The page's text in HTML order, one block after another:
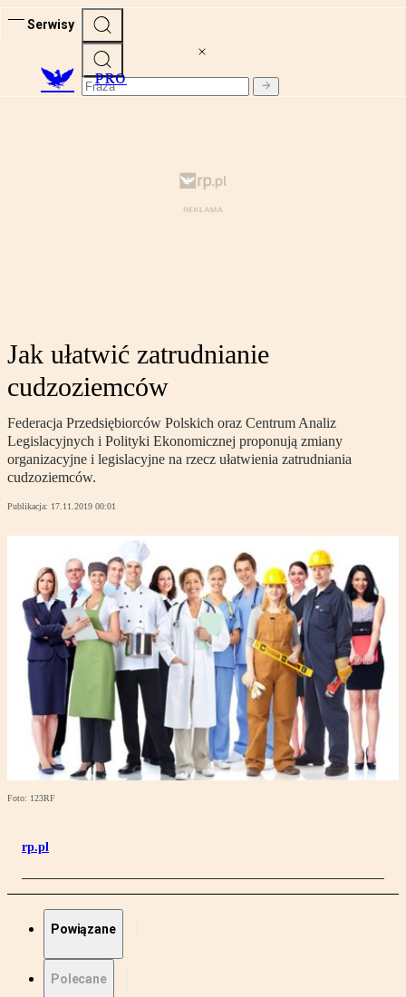
Serwisy
PRO
Jak ułatwić zatrudnianie
cudzoziemców
Federacja Przedsiębiorców Polskich oraz Centrum Analiz
Legislacyjnych i Polityki Ekonomicznej proponują zmiany
organizacyjne i legislacyjne na rzecz ułatwienia zatrudniania
cudzoziemców.
Publikacja: 17.11.2019 00:01
Foto: 123RF
rp.pl
Powiązane
Polecane